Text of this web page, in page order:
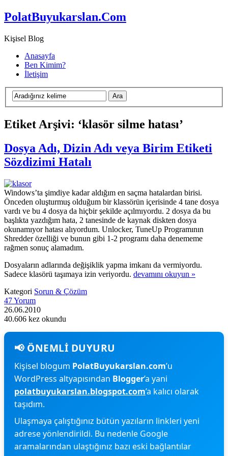
PolatBuyukarslan.Com
Kişisel Blog
Anasayfa
Ben Kimim?
İletişim
Etiket Arşivi: ‘klasör silme hatası’
Dosya Adı, Dizin Adı veya Birim Etiketi
Sözdizimi Hatalı
Windows’ta şimdiye kadar aldığım en saçma hatalardan birisi.
Önceden oluşturmuş olduğum bir klassörün içerisinde 4 tane dosya
vardı ve bu 4 dosya da hiçbir şekilde açılmıyordu. 2 dosya da bu
başlıkta yazdığım hata, 2 tanesinde de kaynak diskten dosya
okunamıyor hatası alıyordum. Unlocker, TuneUp Programının
Shredder özelliği ve bunun gibi 1-2 programı daha denememe
rağmen sonuç alamadım.
Dosyaların adlarında değişiklik yapma imkanı da vermiyordu.
Sadece klasörü taşımaya izin veriyordu. devamını okuyun »
Kategori Sorun & Çözüm
47 Yorum
26.06.2010
40.606 kez okundu
Kişisel blogum PolatBuyukarslan.com’u
WordPress altyapısından Blogger’a yani
polatbuyukarslan.blogspot.com’a kalıcı olarak
taşıdım.
Ulaşmaya çalıştığınız bütün yazıların linkleri yeni
adrese yönlendirildi. Bu nedenle Google
aramalarından ulaştığınız bazı eski bağlantılar